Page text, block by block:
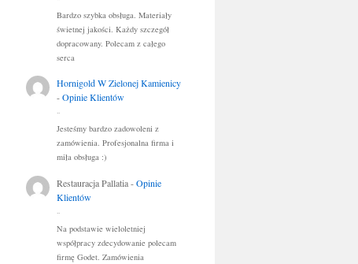
Bardzo szybka obsługa. Materiały
świetnej jakości. Każdy szczegół
dopracowany. Polecam z całego
serca
Hornigold W Zielonej Kamienicy
-Opinie Klientów
..
Jesteśmy bardzo zadowoleni z
zamówienia. Profesjonalna firma i
miła obsługa :)
Restauracja Pallatia-Opinie
Klientów
..
Na podstawie wieloletniej
współpracy zdecydowanie polecam
firmę Godet. Zamówienia